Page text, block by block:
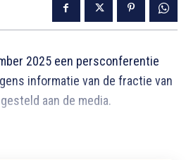
2025 een persconferentie
informatie van de fractie van
aan de media.